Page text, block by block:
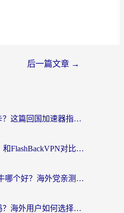
后一篇文章 →
美国看世界杯总卡？这篇回国加速器指南帮你无缝刷国内资源（附苹果手机VPN设置步骤）
穿梭VPN好用吗？和FlashBackVPN对比哪个回国效果更好？
Quickback和小黑牛哪个好？海外党亲测指南，选对回国加速器秒回国内
迅游和银河好用吗？海外用户如何选择回国加速器实现无缝访问国内资源